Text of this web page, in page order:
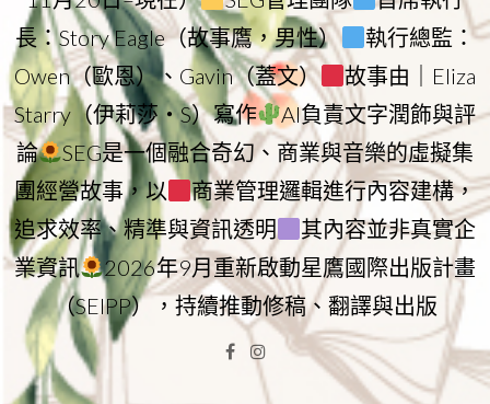
長：Story Eagle（故事鷹，男性）
執行總監：
Owen（歐恩）、Gavin（蓋文）
故事由｜Eliza
Starry（伊莉莎・S）寫作
AI負責文字潤飾與評
論
SEG是一個融合奇幻、商業與音樂的虛擬集
團經營故事，以
商業管理邏輯進行內容建構，
追求效率、精準與資訊透明
其內容並非真實企
業資訊
2026年9月重新啟動星鷹國際出版計畫
（SEIPP），持續推動修稿、翻譯與出版
Facebook
Instagram